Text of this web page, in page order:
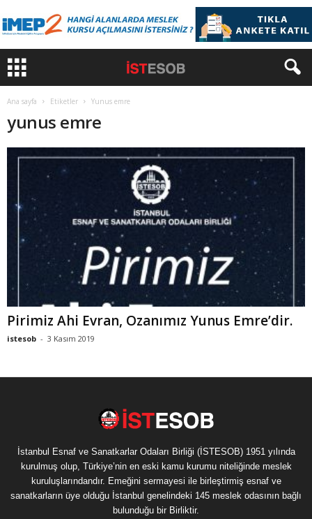
Ana sayfa Etiketler Yunus emre
yunus emre
Pirimiz Ahi Evran, Ozanımız Yunus Emre’dir.
istesob - 3 Kasım 2019
İstanbul Esnaf ve Sanatkarlar Odaları Birliği (İSTESOB) 1951 yılında
kurulmuş olup, Türkiye’nin en eski kamu kurumu niteliğinde meslek
kuruluşlarındandır. Emeğini sermayesi ile birleştirmiş esnaf ve
sanatkarların üye olduğu İstanbul genelindeki 145 meslek odasının bağlı
bulunduğu bir Birliktir.